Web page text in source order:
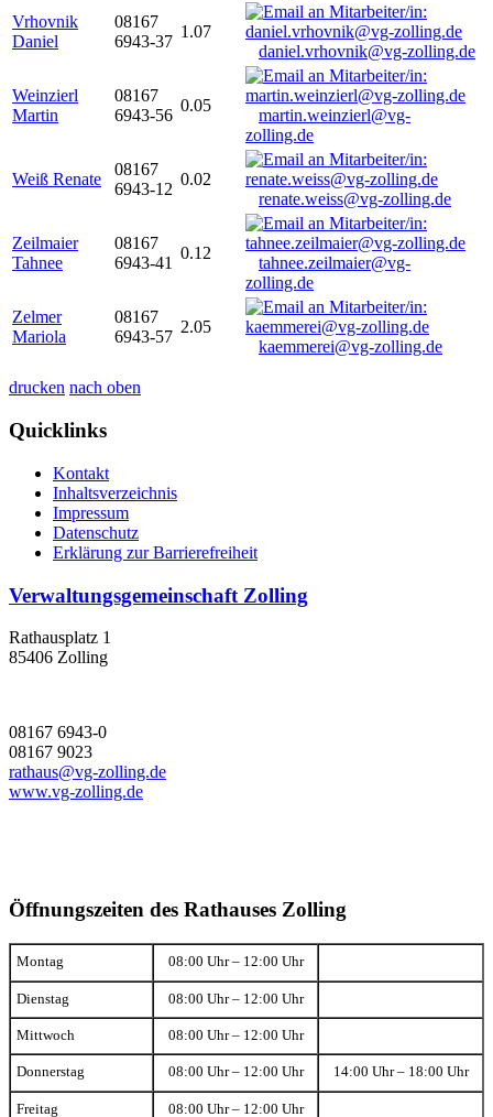
Vrhovnik
Daniel
08167
6943-37
1.07
daniel.vrhovnik@vg-zolling.de
Weinzierl
Martin
08167
6943-56
0.05
martin.weinzierl@vg-
zolling.de
Weiß Renate
08167
6943-12
0.02
renate.weiss@vg-zolling.de
Zeilmaier
Tahnee
08167
6943-41
0.12
tahnee.zeilmaier@vg-
zolling.de
Zelmer
Mariola
08167
6943-57
2.05
kaemmerei@vg-zolling.de
drucken nach oben
Quicklinks
Kontakt
Inhaltsverzeichnis
Impressum
Datenschutz
Erklärung zur Barrierefreiheit
Verwaltungsgemeinschaft Zolling
Rathausplatz 1
85406 Zolling
08167 6943-0
08167 9023
rathaus@vg-zolling.de
www.vg-zolling.de
Öffnungszeiten des Rathauses Zolling
Montag 08:00 Uhr – 12:00 Uhr
Dienstag 08:00 Uhr – 12:00 Uhr
Mittwoch 08:00 Uhr – 12:00 Uhr
Donnerstag 08:00 Uhr – 12:00 Uhr 14:00 Uhr – 18:00 Uhr
Freitag 08:00 Uhr – 12:00 Uhr